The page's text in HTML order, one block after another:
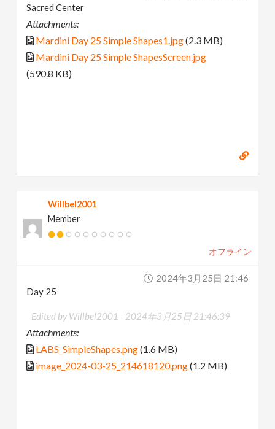
Sacred Center
Attachments:
Mardini Day 25 Simple Shapes1.jpg(2.3 MB)
Mardini Day 25 Simple ShapesScreen.jpg
(590.8 KB)
Willbel2001
Member
オフライン
2024年3月25日 21:46
Day 25
Edited by Willbel2001 - 2024年3月25日 21:46:39
Attachments:
LABS_SimpleShapes.png(1.6 MB)
image_2024-03-25_214618120.png(1.2 MB)